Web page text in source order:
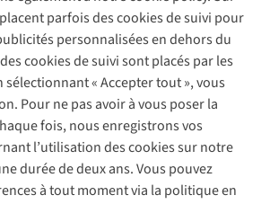
parfois des cookies de suivi pour
personnalisées en dehors du
cookies de suivi sont placés par les
sélectionnant « Accepter tout », vous
Pour ne pas avoir à vous poser la
fois, nous enregistrons vos
l’utilisation des cookies sur notre
durée de deux ans. Vous pouvez
à tout moment via la politique en
Suivez-nous